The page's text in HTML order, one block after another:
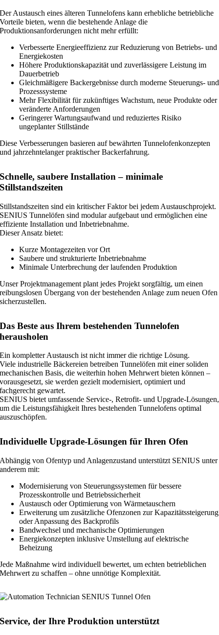
Der Austausch eines älteren Tunnelofens kann erhebliche betriebliche
Vorteile bieten, wenn die bestehende Anlage die
Produktionsanforderungen nicht mehr erfüllt:
Verbesserte Energieeffizienz zur Reduzierung von Betriebs- und
Energiekosten
Höhere Produktionskapazität und zuverlässigere Leistung im
Dauerbetrieb
Gleichmäßigere Backergebnisse durch moderne Steuerungs- und
Prozesssysteme
Mehr Flexibilität für zukünftiges Wachstum, neue Produkte oder
veränderte Anforderungen
Geringerer Wartungsaufwand und reduziertes Risiko
ungeplanter Stillstände
Diese Verbesserungen basieren auf bewährten Tunnelofenkonzepten
und jahrzehntelanger praktischer Backerfahrung.
Schnelle, saubere Installation – minimale
Stillstandszeiten
Stillstandszeiten sind ein kritischer Faktor bei jedem Austauschprojekt.
SENIUS Tunnelöfen sind modular aufgebaut und ermöglichen eine
effiziente Installation und Inbetriebnahme.
Dieser Ansatz bietet:
Kurze Montagezeiten vor Ort
Saubere und strukturierte Inbetriebnahme
Minimale Unterbrechung der laufenden Produktion
Unser Projektmanagement plant jedes Projekt sorgfältig, um einen
reibungslosen Übergang von der bestehenden Anlage zum neuen Ofen
sicherzustellen.
Das Beste aus Ihrem bestehenden Tunnelofen
herausholen
Ein kompletter Austausch ist nicht immer die richtige Lösung.
Viele industrielle Bäckereien betreiben Tunnelöfen mit einer soliden
mechanischen Basis, die weiterhin hohen Mehrwert bieten können –
vorausgesetzt, sie werden gezielt modernisiert, optimiert und
fachgerecht gewartet.
SENIUS bietet umfassende Service‑, Retrofit- und Upgrade‑Lösungen,
um die Leistungsfähigkeit Ihres bestehenden Tunnelofens optimal
auszuschöpfen.
Individuelle Upgrade-Lösungen für Ihren Ofen
Abhängig von Ofentyp und Anlagenzustand unterstützt SENIUS unter
anderem mit:
Modernisierung von Steuerungssystemen für bessere
Prozesskontrolle und Betriebssicherheit
Austausch oder Optimierung von Wärmetauschern
Erweiterung um zusätzliche Ofenzonen zur Kapazitätssteigerung
oder Anpassung des Backprofils
Bandwechsel und mechanische Optimierungen
Energiekonzepten inklusive Umstellung auf elektrische
Beheizung
Jede Maßnahme wird individuell bewertet, um echten betrieblichen
Mehrwert zu schaffen – ohne unnötige Komplexität.
Service, der Ihre Produktion unterstützt